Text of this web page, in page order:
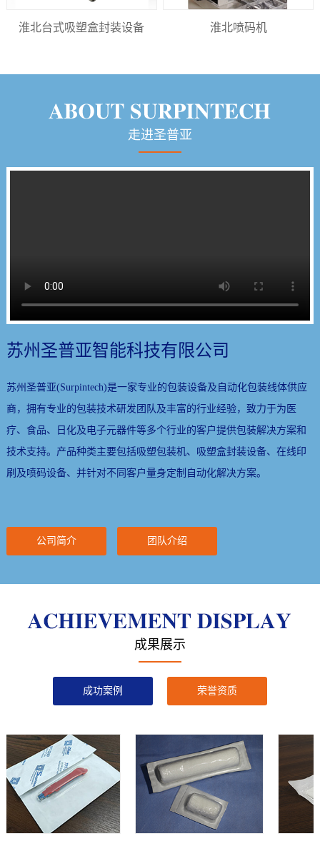
淮北台式吸塑盒封装设备 淮北喷码机
走进圣普亚
苏州圣普亚智能科技有限公司
苏州圣普亚(Surpintech)是一家专业的包装设备及自动化包装线体供应
商，拥有专业的包装技术研发团队及丰富的行业经验，致力于为医
疗、食品、日化及电子元器件等多个行业的客户提供包装解决方案和
技术支持。产品种类主要包括吸塑包装机、吸塑盒封装设备、在线印
刷及喷码设备、并针对不同客户量身定制自动化解决方案。
公司简介 团队介绍
成果展示
成功案例 荣誉资质